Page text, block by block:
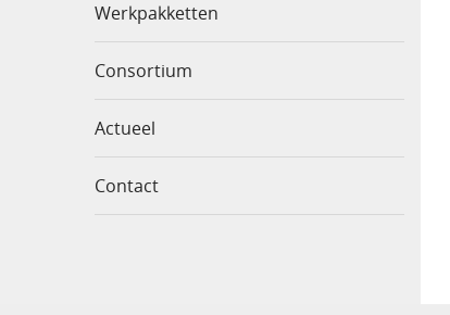
Werkpakketten
Consortium
Actueel
Contact